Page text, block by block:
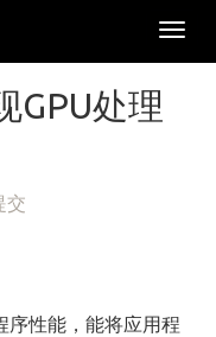
GPU处理
交
序性能，能将应用程